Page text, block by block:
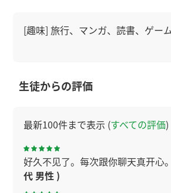
[趣味] 旅行、マンガ、読書、ゲー
生徒からの評価
最新100件まで表示 (すべての評価)
好久不见了。每次跟你聊天真开心
代 男性 )